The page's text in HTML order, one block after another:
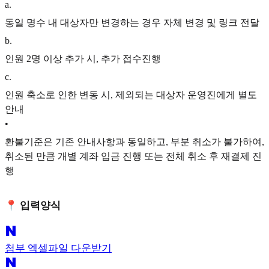
a.
동일 명수 내 대상자만 변경하는 경우 자체 변경 및 링크 전달
b.
인원 2명 이상 추가 시, 추가 접수진행
c.
인원 축소로 인한 변동 시, 제외되는 대상자 운영진에게 별도
안내
•
환불기준은 기존 안내사항과 동일하고, 부분 취소가 불가하여,
취소된 만큼 개별 계좌 입금 진행 또는 전체 취소 후 재결제 진
행
📍 입력양식
첨부 엑셀파일 다운받기